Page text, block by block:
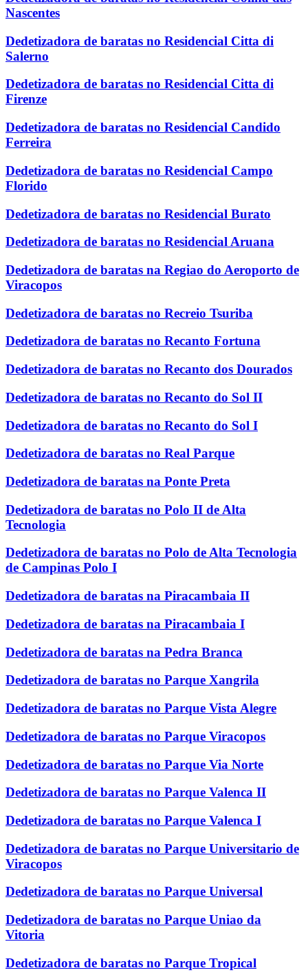
Nascentes
Dedetizadora de baratas no Residencial Citta di
Salerno
Dedetizadora de baratas no Residencial Citta di
Firenze
Dedetizadora de baratas no Residencial Candido
Ferreira
Dedetizadora de baratas no Residencial Campo
Florido
Dedetizadora de baratas no Residencial Burato
Dedetizadora de baratas no Residencial Aruana
Dedetizadora de baratas na Regiao do Aeroporto de
Viracopos
Dedetizadora de baratas no Recreio Tsuriba
Dedetizadora de baratas no Recanto Fortuna
Dedetizadora de baratas no Recanto dos Dourados
Dedetizadora de baratas no Recanto do Sol II
Dedetizadora de baratas no Recanto do Sol I
Dedetizadora de baratas no Real Parque
Dedetizadora de baratas na Ponte Preta
Dedetizadora de baratas no Polo II de Alta
Tecnologia
Dedetizadora de baratas no Polo de Alta Tecnologia
de Campinas Polo I
Dedetizadora de baratas na Piracambaia II
Dedetizadora de baratas na Piracambaia I
Dedetizadora de baratas na Pedra Branca
Dedetizadora de baratas no Parque Xangrila
Dedetizadora de baratas no Parque Vista Alegre
Dedetizadora de baratas no Parque Viracopos
Dedetizadora de baratas no Parque Via Norte
Dedetizadora de baratas no Parque Valenca II
Dedetizadora de baratas no Parque Valenca I
Dedetizadora de baratas no Parque Universitario de
Viracopos
Dedetizadora de baratas no Parque Universal
Dedetizadora de baratas no Parque Uniao da
Vitoria
Dedetizadora de baratas no Parque Tropical